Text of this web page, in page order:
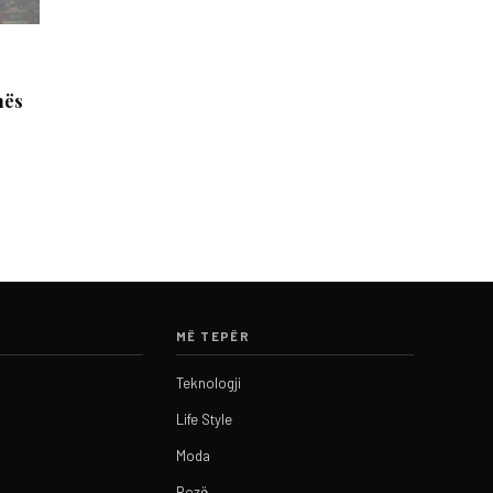
MË TEPËR
Teknologji
Life Style
Moda